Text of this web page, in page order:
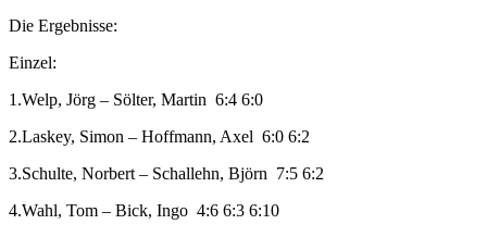
Die Ergebnisse:
Einzel:
1.Welp, Jörg – Sölter, Martin 6:4 6:0
2.Laskey, Simon – Hoffmann, Axel 6:0 6:2
3.Schulte, Norbert – Schallehn, Björn 7:5 6:2
4.Wahl, Tom – Bick, Ingo 4:6 6:3 6:10